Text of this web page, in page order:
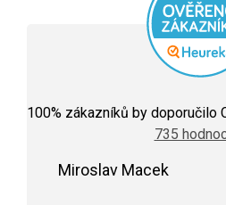
je
100% zákazníků by doporučilo
735
Miroslav Macek